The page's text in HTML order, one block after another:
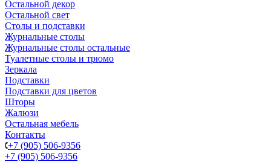
Остальной декор
Остальной свет
Столы и подставки
Журнальные столы
Журнальные столы остальные
Туалетные столы и трюмо
Зеркала
Подставки
Подставки для цветов
Шторы
Жалюзи
Остальная мебель
Контакты
+7 (905) 506-9356
+7 (905) 506-9356